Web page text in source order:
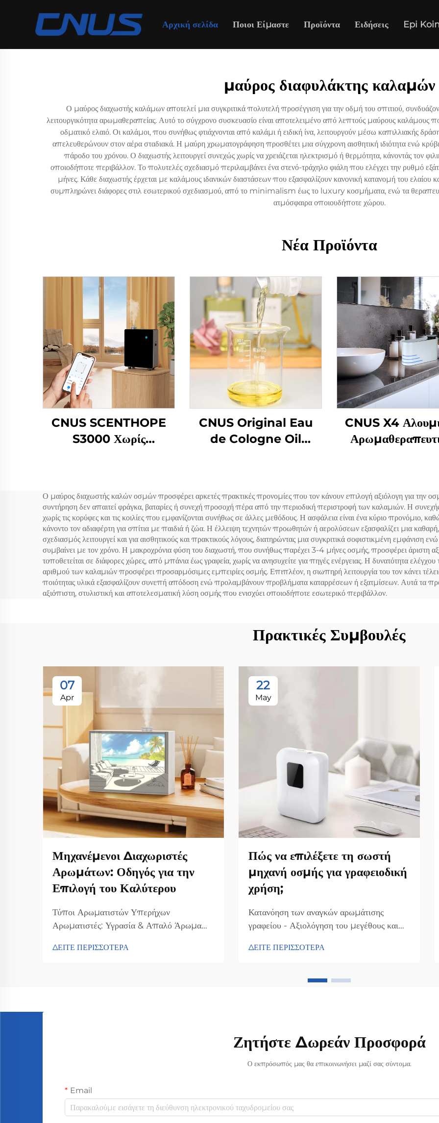
Αρχική σελίδα Ποιοι Είμαστε Προϊόντα Ειδήσεις Epi
μαύρος διαφυλάκτης καλαμών
Ο μαύρος διαχωστής καλάμων αποτελεί μια συγκριτικά πολυτελή προσέγγιση για την οδμή του σπιτιού,
λειτουργικότητα αρωμαθεραπείας. Αυτό το σύγχρονο συσκευασίο είναι αποτελειμένο από λεπτούς μαύρους καλάμους
οδματικό ελαιό. Οι καλάμοι, που συνήθως φτιάχνονται από καλάμι ή ειδική ίνα, λειτουργούν μέσω καπιλλιακής
απελευθερώνουν στον αέρα σταδιακά. Η μαύρη χρωματογράφηση προσθέτει μια σύγχρονη αισθητική ιδιότητα ενώ
πάροδο του χρόνου. Ο διαχωστής λειτουργεί συνεχώς χωρίς να χρειάζεται ηλεκτρισμό ή θερμότητα, κάνοντάς τον
οποιοδήποτε περιβάλλον. Το πολυτελές σχεδιασμό περιλαμβάνει ένα στενό-τράχηλο φιάλη που ελέγχει την ρυθμό
μήνες. Κάθε διαχωστής έρχεται με καλάμους ιδανικών διαστάσεων που εξασφαλίζουν κανονική κατανομή του
συμπληρώνει διάφορες στιλ εσωτερικού σχεδιασμού, από το minimalism έως το luxury κοσμήματα, ενώ τα
ατμόσφαιρα οποιουδήποτε χώρου.
Νέα Προϊόντα
CNUS SCENTHOPE
S3000 Χωρίς
αρωματικού διαχέτη
Διαχέτρια σύστημα
αρωματική μηχανή
CNUS Original Eau
de Cologne Oil
Μηχανή Μυρωσίου
Διασκορπιστή
CNUS X4
Αρωματικού Λάδι
Ατομιζόμενος
Ο μαύρος διαχωστής καλών οσμών προσφέρει αρκετές πρακτικές προνομίες που τον κάνουν επιλογή αξιόλογη για την
συντήρηση δεν απαιτεί φράγκα, βαταρίες ή συνεχή προσοχή πέρα από την περιοδική περιστροφή των καλαμιών. Η
χωρίς τις κορύφες και τις κοιλίες που εμφανίζονται συνήθως σε άλλες μεθόδους. Η ασφάλεια είναι ένα κύριο προνόμιο,
κάνοντο τον αδιαφέρτη για σπίτια με παιδιά ή ζώα. Η έλλειψη τεχνητών προωθητών ή αερολύσεων εξασφαλίζει μια
σχεδιασμός λειτουργεί και για αισθητικούς και πρακτικούς λόγους, διατηρώντας μια συγκριτικά σοφιστικμένη εμφάνιση
συμβαίνει με τον χρόνο. Η μακροχρόνια φύση του διαχωστή, που συνήθως παρέχει 3-4 μήνες οσμής, προσφέρει άριστη
τοποθετείται σε διάφορες χώρες, από μπάνια έως γραφεία, χωρίς να ανησυχείτε για πηγές ενέργειας. Η δυνατότητα
αριθμού των καλαμιών προσφέρει προσαρμόσιμες εμπειρίες οσμής. Επιπλέον, η σιωπηρή λειτουργία του τον κάνει
ποιότητας υλικά εξασφαλίζουν συνεπή απόδοση ενώ προλαμβάνουν προβλήματα καταρρέσεων ή εξατμίσεων. Αυτά τα
αξιόπιστη, στυλιστική και αποτελεσματική λύση οσμής που ενισχύει οποιοδήποτε εσωτερικό περιβάλλον.
Πρακτικές Συμβουλές
07
Apr
Μηχανέμενοι Διαχωριστές
Αρωμάτων: Οδηγός για την
Επιλογή του Καλύτερου
Τύποι Αρωματιστών Υπερήχων
Αρωματιστές: Υγρασία & Απαλό Άρωμα
αρωματιστές δουλεύουν δημιουργώντας
ΔΕΙΤΕ ΠΕΡΙΣΣΟΤΕΡΑ
22
May
Πώς να επιλέξετε τη σωστή
μηχανή οσμής για γραφειοδική
χρήση;
Κατανόηση των αναγκών αρωμάτισης
γραφείου - Αξιολόγηση του μεγέθους και
της σωστής μηχανής αρωμάτισης για ένα
πραγματικής διαστασιολογίας του χώρου.
ΔΕΙΤΕ ΠΕΡΙΣΣΟΤΕΡΑ
Ζητήστε Δωρεάν Προσφορά
Ο εκπρόσωπός μας θα επικοινωνήσει μαζί σας σύντομα.
Email